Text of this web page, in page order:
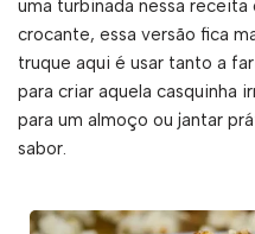
uma turbinada nessa
crocante, essa versão fica
truque aqui é usar tanto a
para criar aquela casquinha
para um almoço ou jantar
sabor.